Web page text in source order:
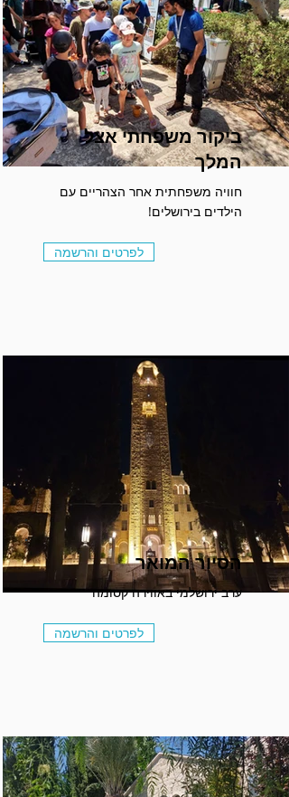
ביקור משפחתי אצל
המלך
חוויה משפחתית אחר הצהריים עם
הילדים בירושלים!
לפרטים והרשמה
הסיור המואר
ערב ירושלמי באווירה קסומה
לפרטים והרשמה